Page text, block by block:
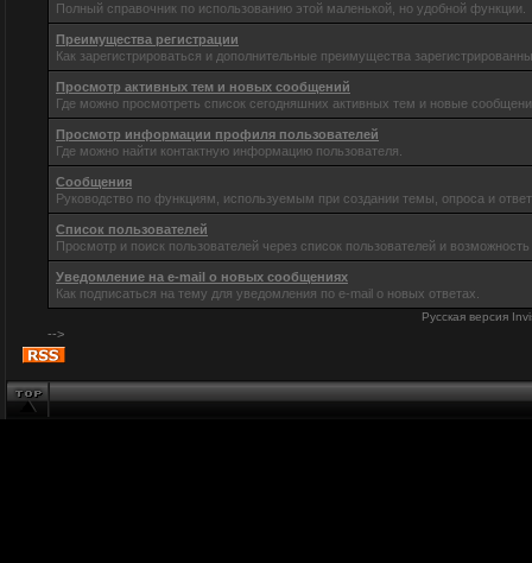
Полный справочник по использованию этой маленькой, но удобной функции.
Преимущества регистрации
Как зарегистрироваться и дополнительные преимущества
Просмотр активных тем и новых сообщений
Где можно просмотреть список сегодняшних активных тем и новые
Просмотр информации профиля пользователей
Где можно найти контактную информацию пользователя.
Сообщения
Руководство по функциям, используемым при создании темы, опроса и
Список пользователей
Просмотр и поиск пользователей через список пользователей и
Уведомление на e-mail о новых сообщениях
Как подписаться на тему для уведомления по e-mail о новых ответах.
Русская версия
-->